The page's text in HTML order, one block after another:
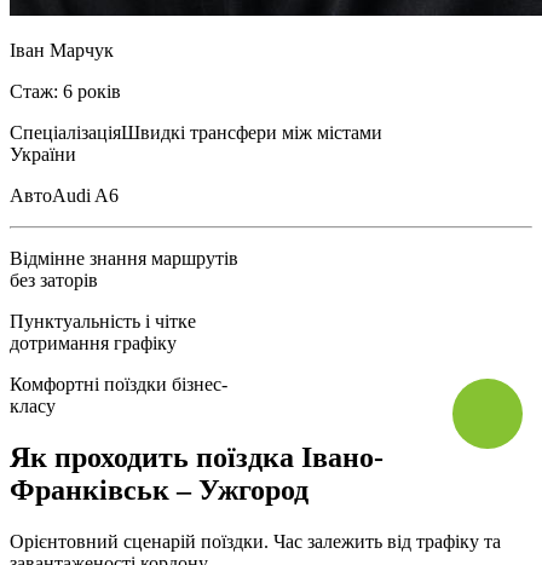
Іван Марчук
Стаж: 6 років
СпеціалізаціяШвидкі трансфери між містами
України
АвтоAudi A6
Відмінне знання маршрутів
без заторів
Пунктуальність і чітке
дотримання графіку
Комфортні поїздки бізнес-
класу
Як проходить поїздка Івано-
Франківськ – Ужгород
Орієнтовний сценарій поїздки. Час залежить від трафіку та